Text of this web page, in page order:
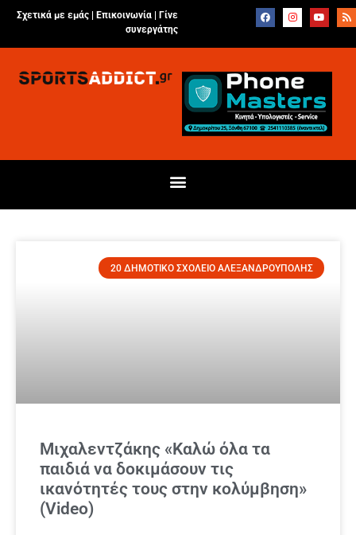
Σχετικά με εμάς | Επικοινωνία
Γίνε
συνεργάτης
20 ΔΗΜΟΤΙΚΟ ΣΧΟΛΕΙΟ ΑΛΕΞΑΝΔΡΟΥΠΟΛΗΣ
Μιχαλεντζάκης «Καλώ όλα τα
παιδιά να δοκιμάσουν τις
ικανότητές τους στην κολύμβηση»
(Video)